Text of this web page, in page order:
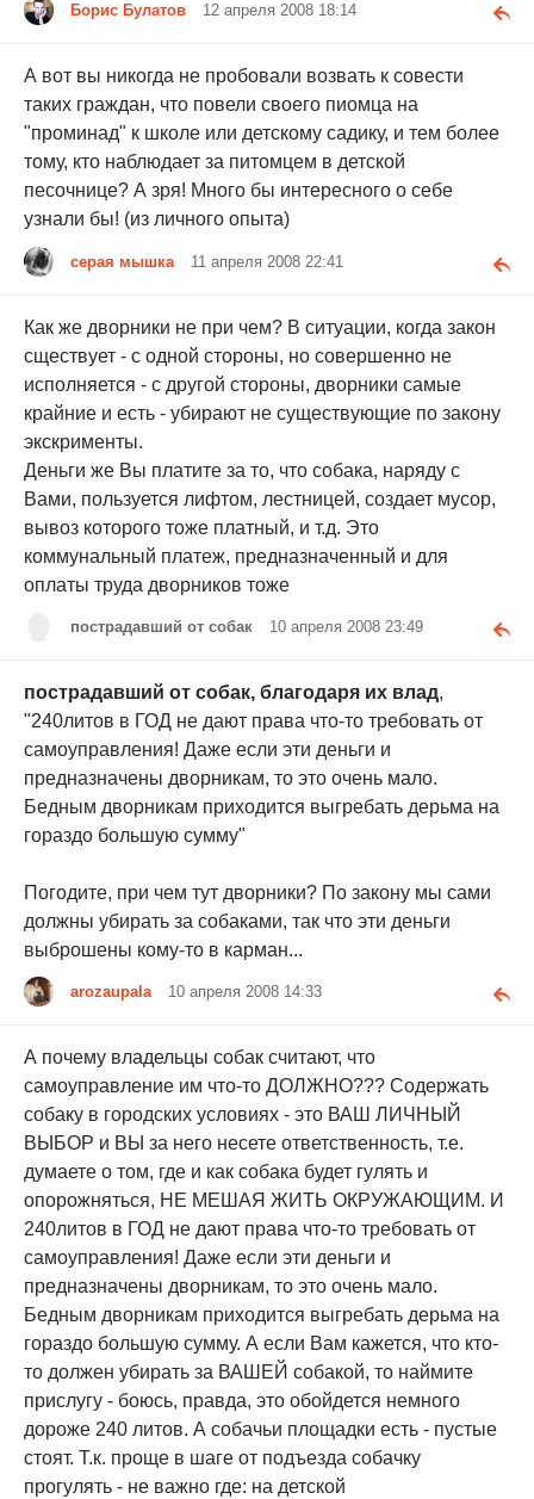
Борис Булатов 12 апреля 2008 18:14
А вот вы никогда не пробовали возвать к совести
таких граждан, что повели своего пиомца на
"проминад" к школе или детскому садику, и тем более
тому, кто наблюдает за питомцем в детской
песочнице? А зря! Много бы интересного о себе
узнали бы! (из личного опыта)
серая мышка 11 апреля 2008 22:41
Как же дворники не при чем? В ситуации, когда закон
сществует - с одной стороны, но совершенно не
исполняется - с другой стороны, дворники самые
крайние и есть - убирают не существующие по закону
экскрименты.
Деньги же Вы платите за то, что собака, наряду с
Вами, пользуется лифтом, лестницей, создает мусор,
вывоз которого тоже платный, и т.д. Это
коммунальный платеж, предназначенный и для
оплаты труда дворников тоже
пострадавший от собак 10 апреля 2008 23:49
пострадавший от собак, благодаря их влад,
"240литов в ГОД не дают права что-то требовать от
самоуправления! Даже если эти деньги и
предназначены дворникам, то это очень мало.
Бедным дворникам приходится выгребать дерьма на
гораздо большую сумму"
Погодите, при чем тут дворники? По закону мы сами
должны убирать за собаками, так что эти деньги
выброшены кому-то в карман...
arozaupala 10 апреля 2008 14:33
А почему владельцы собак считают, что
самоуправление им что-то ДОЛЖНО??? Содержать
собаку в городских условиях - это ВАШ ЛИЧНЫЙ
ВЫБОР и ВЫ за него несете ответственность, т.е.
думаете о том, где и как собака будет гулять и
опорожняться, НЕ МЕШАЯ ЖИТЬ ОКРУЖАЮЩИМ. И
240литов в ГОД не дают права что-то требовать от
самоуправления! Даже если эти деньги и
предназначены дворникам, то это очень мало.
Бедным дворникам приходится выгребать дерьма на
гораздо большую сумму. А если Вам кажется, что кто-
то должен убирать за ВАШЕЙ собакой, то наймите
прислугу - боюсь, правда, это обойдется немного
дороже 240 литов. А собачьи площадки есть - пустые
стоят. Т.к. проще в шаге от подъезда собачку
прогулять - не важно где: на детской